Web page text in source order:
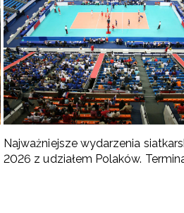
Najważniejsze wydarzenia
2026 z udziałem Polaków.